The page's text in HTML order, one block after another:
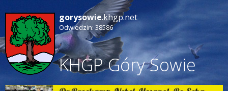
gorysowie.khgp.net
Odwiedzin: 38586
KHGP Góry Sowie